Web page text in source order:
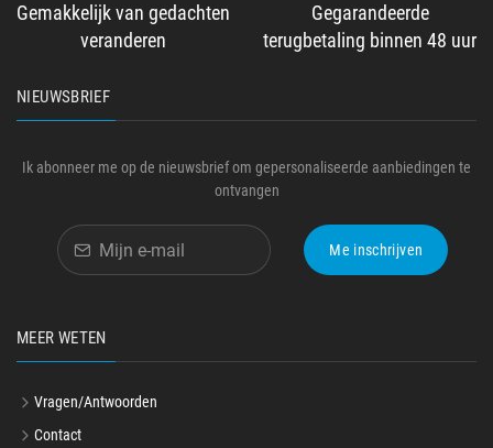
Gemakkelijk van gedachten
veranderen
Gegarandeerde
terugbetaling binnen 48 uur
NIEUWSBRIEF
Ik abonneer me op de nieuwsbrief om gepersonaliseerde aanbiedingen te
ontvangen
Me inschrijven
MEER WETEN
Vragen/Antwoorden
Contact